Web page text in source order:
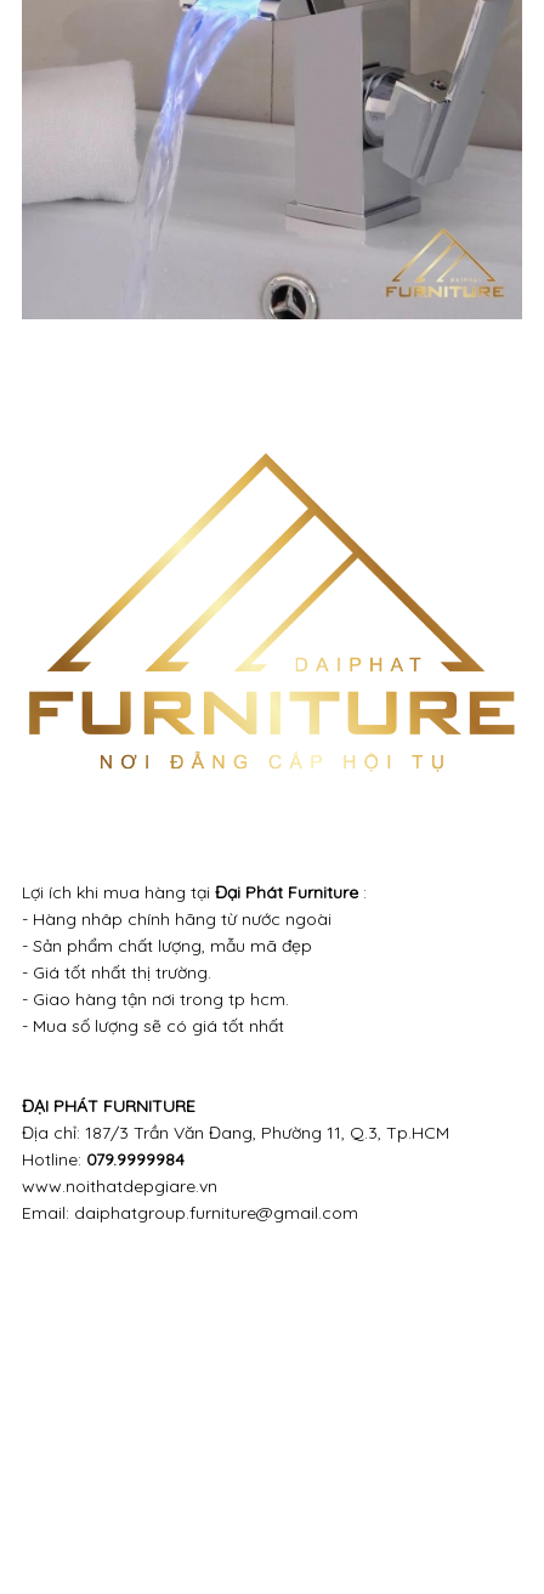
Lợi ích khi mua hàng tại Đại Phát Furniture:
- Hàng nhâp chính hãng từ nước ngoài
- Sản phẩm chất lượng, mẫu mã đẹp
- Giá tốt nhất thị trường.
- Giao hàng tận nơi trong tp hcm.
- Mua số lượng sẽ có giá tốt nhất
ĐẠI PHÁT FURNITURE
Địa chỉ: 187/3 Trần Văn Đang, Phường 11, Q.3, Tp.HCM
Hotline: 079.9999984
www.noithatdepgiare.vn
Email: daiphatgroup.furniture@gmail.com